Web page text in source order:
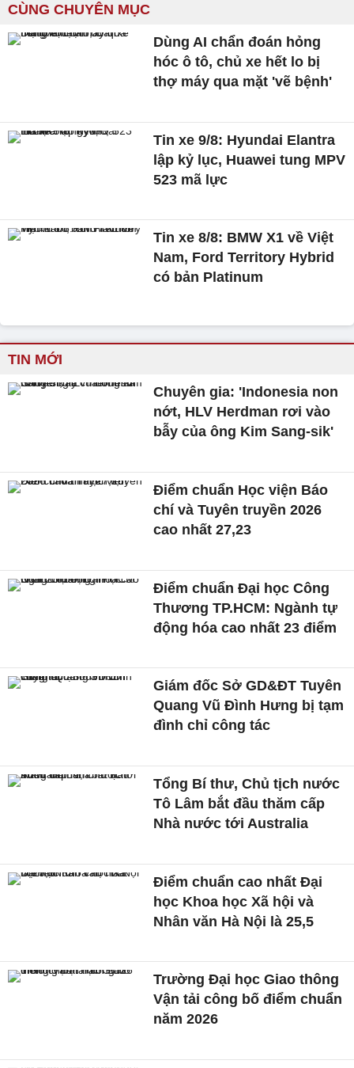
CÙNG CHUYÊN MỤC
Dùng AI chẩn đoán hỏng
hóc ô tô, chủ xe hết lo bị
thợ máy qua mặt 'vẽ bệnh'
Tin xe 9/8: Hyundai Elantra
lập kỷ lục, Huawei tung MPV
523 mã lực
Tin xe 8/8: BMW X1 về Việt
Nam, Ford Territory Hybrid
có bản Platinum
TIN MỚI
Chuyên gia: 'Indonesia non
nớt, HLV Herdman rơi vào
bẫy của ông Kim Sang-sik'
Điểm chuẩn Học viện Báo
chí và Tuyên truyền 2026
cao nhất 27,23
Điểm chuẩn Đại học Công
Thương TP.HCM: Ngành tự
động hóa cao nhất 23 điểm
Giám đốc Sở GD&ĐT Tuyên
Quang Vũ Đình Hưng bị tạm
đình chỉ công tác
Tổng Bí thư, Chủ tịch nước
Tô Lâm bắt đầu thăm cấp
Nhà nước tới Australia
Điểm chuẩn cao nhất Đại
học Khoa học Xã hội và
Nhân văn Hà Nội là 25,5
Trường Đại học Giao thông
Vận tải công bố điểm chuẩn
năm 2026